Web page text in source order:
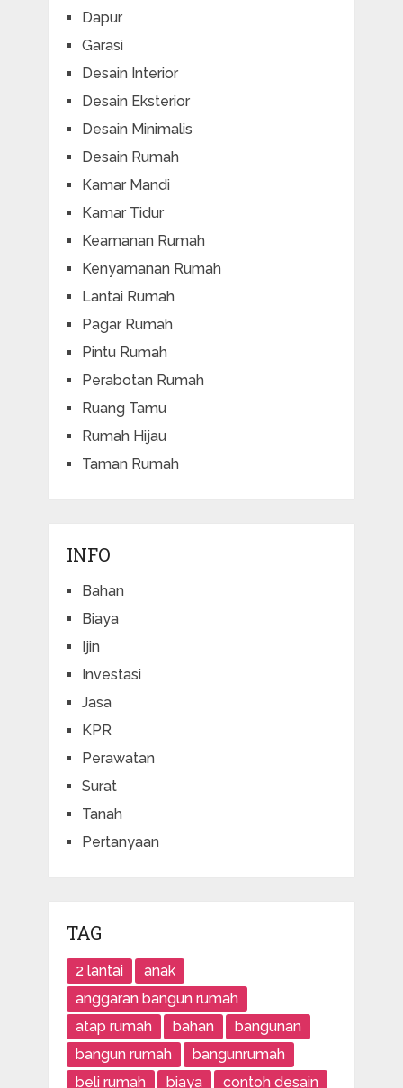
Dapur
Garasi
Desain Interior
Desain Eksterior
Desain Minimalis
Desain Rumah
Kamar Mandi
Kamar Tidur
Keamanan Rumah
Kenyamanan Rumah
Lantai Rumah
Pagar Rumah
Pintu Rumah
Perabotan Rumah
Ruang Tamu
Rumah Hijau
Taman Rumah
INFO
Bahan
Biaya
Ijin
Investasi
Jasa
KPR
Perawatan
Surat
Tanah
Pertanyaan
TAG
2 lantai
anak
anggaran bangun rumah
atap rumah
bahan
bangunan
bangun rumah
bangunrumah
beli rumah
biaya
contoh desain